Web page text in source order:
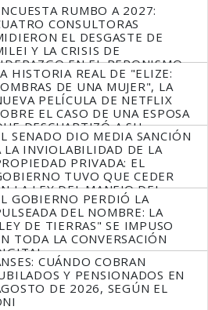
RUMBO A 2027:
CONSULTORAS
EL DESGASTE DE
Y LA CRISIS DE
EN EL PERONISMO
HISTORIA REAL DE "ELIZE:
DE UNA MUJER", LA
PELÍCULA DE NETFLIX
EL CASO DE UNA ESPOSA
DESCUARTIZÓ A SU
SENADO DIO MEDIA SANCIÓN
LA INVIOLABILIDAD DE LA
PRIVADA: EL
TUVO QUE CEDER
LA LEY DEL MANEJO DEL
GOBIERNO PERDIÓ LA
DEL NOMBRE: LA
DE TIERRAS" SE IMPUSO
TODA LA CONVERSACIÓN
CUÁNDO COBRAN
Y PENSIONADOS EN
DE 2026, SEGÚN EL